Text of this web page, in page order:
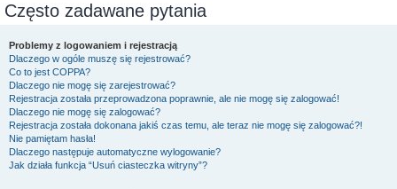
Często zadawane pytania
Problemy z logowaniem i rejestracją
Dlaczego w ogóle muszę się rejestrować?
Co to jest COPPA?
Dlaczego nie mogę się zarejestrować?
Rejestracja została przeprowadzona poprawnie, ale nie mogę się zalogować!
Dlaczego nie mogę się zalogować?
Rejestracja została dokonana jakiś czas temu, ale teraz nie mogę się zalogować?!
Nie pamiętam hasła!
Dlaczego następuje automatyczne wylogowanie?
Jak działa funkcja “Usuń ciasteczka witryny”?